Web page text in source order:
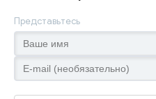
Представьтесь